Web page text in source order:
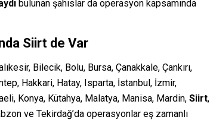
bulunan şahıslar da operasyon kapsamında
Siirt de Var
Bilecik, Bolu, Bursa, Çanakkale, Çankırı,
Hakkari, Hatay, Isparta, İstanbul, İzmir,
Konya, Kütahya, Malatya, Manisa, Mardin, Siirt,
ve Tekirdağ’da operasyonlar eş zamanlı